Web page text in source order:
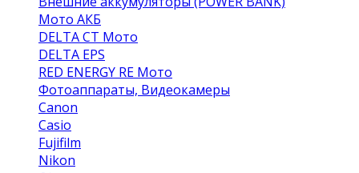
Мото АКБ
DELTA CT Мото
DELTA EPS
RED ENERGY RE Мото
Фотоаппараты, Видеокамеры
Canon
Casio
Fujifilm
Nikon